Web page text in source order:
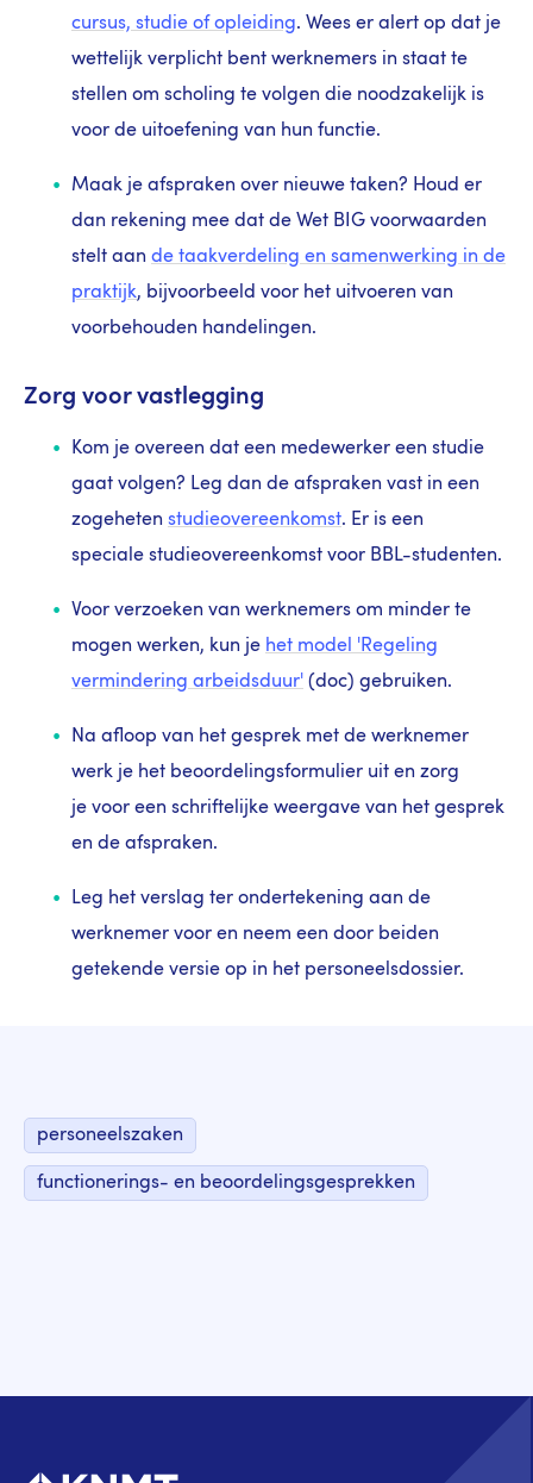
cursus, studie of opleiding. Wees er alert op dat je
wettelijk verplicht bent werknemers in staat te
stellen om scholing te volgen die noodzakelijk is
voor de uitoefening van hun functie.
Maak je afspraken over nieuwe taken? Houd er
dan rekening mee dat de Wet BIG voorwaarden
stelt aan de taakverdeling en samenwerking in de
praktijk, bijvoorbeeld voor het uitvoeren van
voorbehouden handelingen.
Zorg voor vastlegging
Kom je overeen dat een medewerker een studie
gaat volgen? Leg dan de afspraken vast in een
zogeheten studieovereenkomst. Er is een
speciale studieovereenkomst voor BBL-studenten.
Voor verzoeken van werknemers om minder te
mogen werken, kun je het model 'Regeling
vermindering arbeidsduur' (doc) gebruiken.
Na afloop van het gesprek met de werknemer
werk je het beoordelingsformulier uit en zorg
je voor een schriftelijke weergave van het gesprek
en de afspraken.
Leg het verslag ter ondertekening aan de
werknemer voor en neem een door beiden
getekende versie op in het personeelsdossier.
personeelszaken
functionerings- en beoordelingsgesprekken